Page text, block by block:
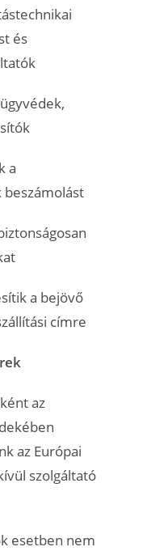
és
a
a bejövő
címre
az
az Európai
szolgáltató
esetben nem